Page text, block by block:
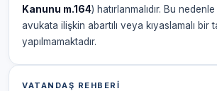
Kanunu m.164) hatırlanmalıdır. Bu
avukata ilişkin abartılı veya kıyaslamalı bir
yapılmamaktadır.
VATANDAŞ REHBERI